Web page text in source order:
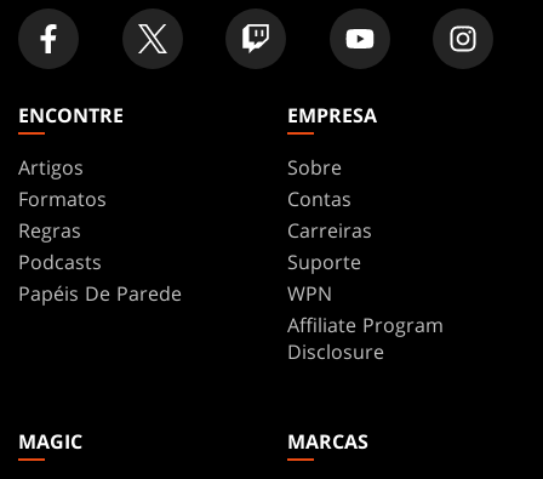
ENCONTRE
Artigos
Formatos
Regras
Podcasts
Papéis De Parede
EMPRESA
Sobre
Contas
Carreiras
Suporte
WPN
Affiliate Program
Disclosure
MAGIC
MARCAS